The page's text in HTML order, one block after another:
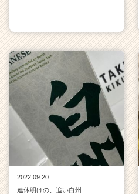
2022.09.20
連休明けの、追い白州